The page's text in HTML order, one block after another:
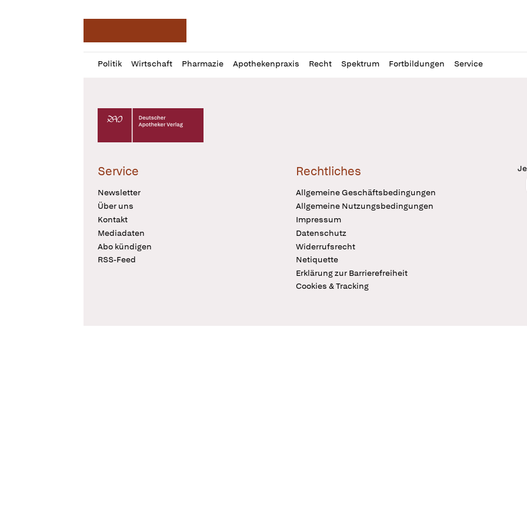
Politik Wirtschaft Pharmazie Apothekenpraxis Recht Spektrum Fortbildungen Service
Profil
öffnen
Daz
Pur
Deutscher Apotheker Verlag Logo
Service
Newsletter
Über uns
Kontakt
Mediadaten
Abo kündigen
RSS-Feed
Rechtliches
Allgemeine Geschäftsbedingungen
Allgemeine Nutzungsbedingungen
Impressum
Datenschutz
Widerrufsrecht
Netiquette
Erklärung zur Barrierefreiheit
Cookies & Tracking